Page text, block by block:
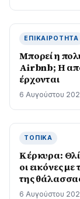
ΕΠΙΚΑΙΡΌΤΗΤΑ
Μπορεί η
Airbnb; Η
έρχονται
6 Αυγούστου
ΤΟΠΙΚΆ
Κέρκυρα:
οι εικόνες
της
6 Αυγούστου